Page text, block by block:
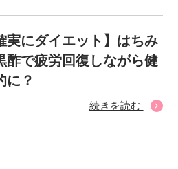
実にダイエット】はちみ
酢で疲労回復しながら健
に？
続きを読む